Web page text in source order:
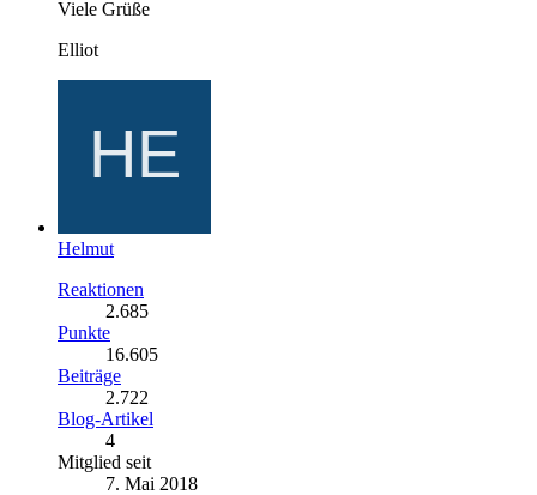
Viele Grüße
Elliot
Helmut
Reaktionen
2.685
Punkte
16.605
Beiträge
2.722
Blog-Artikel
4
Mitglied seit
7. Mai 2018